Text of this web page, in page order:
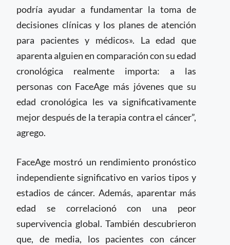
podría ayudar a fundamentar la toma de
decisiones clínicas y los planes de atención
para pacientes y médicos». La edad que
aparenta alguien en comparación con su edad
cronológica realmente importa: a las
personas con FaceAge más jóvenes que su
edad cronológica les va significativamente
mejor después de la terapia contra el cáncer”,
agrego.
FaceAge mostró un rendimiento pronóstico
independiente significativo en varios tipos y
estadios de cáncer. Además, aparentar más
edad se correlacionó con una peor
supervivencia global. También descubrieron
que, de media, los pacientes con cáncer